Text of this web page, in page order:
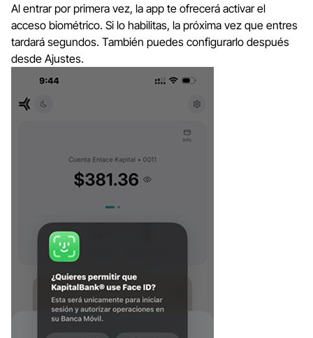
Al entrar por primera vez, la app te ofrecerá activar el
acceso biométrico. Si lo habilitas, la próxima vez que entres
tardará segundos. También puedes configurarlo después
desde Ajustes.